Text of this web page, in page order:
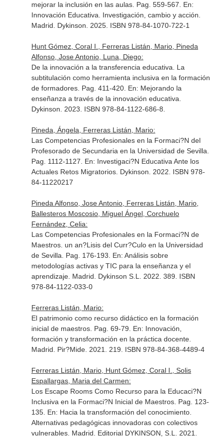
mejorar la inclusión en las aulas. Pag. 559-567. En:
Innovación Educativa. Investigación, cambio y acción
Madrid. Dykinson. 2025. ISBN 978-84-1070-722-1
Hunt Gómez, Coral I., Ferreras Listán, Mario, Pineda
Alfonso, Jose Antonio, Luna, Diego:
De la innovación a la transferencia educativa. La
subtitulación como herramienta inclusiva en la formación
de formadores. Pag. 411-420. En: Mejorando la
enseñanza a través de la innovación educativa
Dykinson. 2023. ISBN 978-84-1122-686-8.
Pineda, Ángela, Ferreras Listán, Mario:
Las Competencias Profesionales en la Formaci?N del
Profesorado de Secundaria en la Universidad de Sevilla.
Pag. 1112-1127. En: Investigaci?N Educativa Ante los
Actuales Retos Migratorios. Dykinson. 2022. ISBN 978-
84-11220217
Pineda Alfonso, Jose Antonio, Ferreras Listán, Mario,
Ballesteros Moscosio, Miguel Ángel, Corchuelo
Fernández, Celia:
Las Competencias Profesionales en la Formaci?N de
Maestros. un an?Lisis del Curr?Culo en la Universidad
de Sevilla. Pag. 176-193. En: Análisis sobre
metodologías activas y TIC para la enseñanza y el
aprendizaje. Madrid. Dykinson S.L. 2022. 389. ISBN
978-84-1122-033-0
Ferreras Listán, Mario:
El patrimonio como recurso didáctico en la formación
inicial de maestros. Pag. 69-79. En: Innovación,
formación y transformación en la práctica docente.
Madrid. Pir?Mide. 2021. 219. ISBN 978-84-368-4489-4
Ferreras Listán, Mario, Hunt Gómez, Coral I., Solis
Espallargas, Maria del Carmen:
Los Escape Rooms Como Recurso para la Educaci?N
Inclusiva en la Formaci?N Inicial de Maestros. Pag. 123-
135. En: Hacia la transformación del conocimiento.
Alternativas pedagógicas innovadoras con colectivos
vulnerables. Madrid. Editorial DYKINSON, S.L. 2021.